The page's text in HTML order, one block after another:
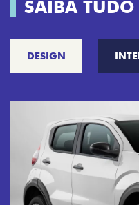
SAIBA TUDO
DESIGN